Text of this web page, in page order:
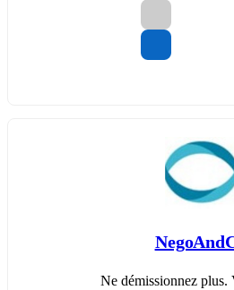
Ne démissionnez plus.